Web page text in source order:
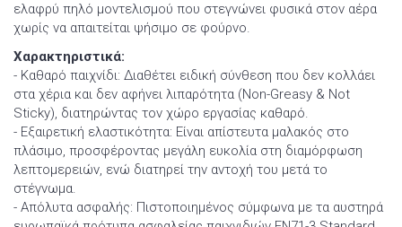
ελαφρύ πηλό μοντελισμού που στεγνώνει φυσικά στον αέρα
χωρίς να απαιτείται ψήσιμο σε φούρνο.
Χαρακτηριστικά:
- Καθαρό παιχνίδι: Διαθέτει ειδική σύνθεση που δεν κολλάει
στα χέρια και δεν αφήνει λιπαρότητα (Non-Greasy & Not
Sticky), διατηρώντας τον χώρο εργασίας καθαρό.
- Εξαιρετική ελαστικότητα: Είναι απίστευτα μαλακός στο
πλάσιμο, προσφέροντας μεγάλη ευκολία στη διαμόρφωση
λεπτομερειών, ενώ διατηρεί την αντοχή του μετά το
στέγνωμα.
- Απόλυτα ασφαλής: Πιστοποιημένος σύμφωνα με τα αυστηρά